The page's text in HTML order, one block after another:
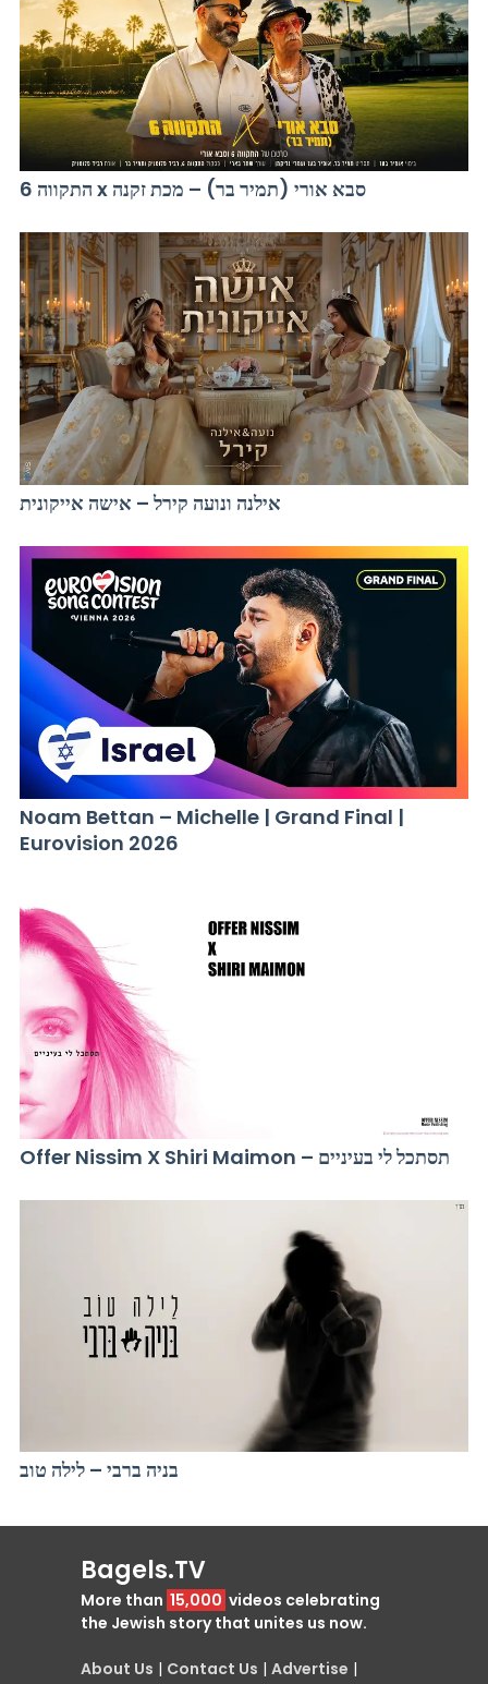
התקווה 6 x סבא אורי (תמיר בר) – מכת זקנה
אילנה ונועה קירל – אישה אייקונית
Noam Bettan – Michelle | Grand Final |
Eurovision 2026
Offer Nissim X Shiri Maimon – תסתכל לי בעיניים
בניה ברבי – לילה טוב
Bagels.TV
More than 15,000 videos celebrating
the Jewish story that unites us now.
About Us | Contact Us | Advertise |